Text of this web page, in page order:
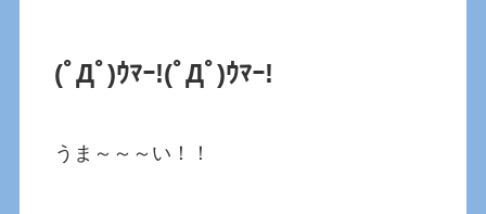
(ﾟДﾟ)ｳﾏｰ!(ﾟДﾟ)ｳﾏｰ!
うま～～～い！！